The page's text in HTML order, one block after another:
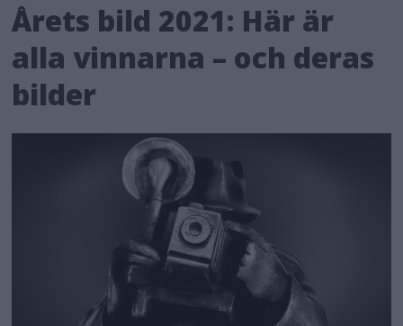
Årets bild 2021: Här är
alla vinnarna – och deras
bilder